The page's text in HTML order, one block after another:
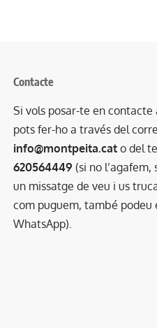
Contacte
Si vols posar-te en contacte
pots fer-ho a través del
info@montpeita.cat o del
620564449 (si no l’agafem,
un missatge de veu i us
com puguem, també podeu
WhatsApp).